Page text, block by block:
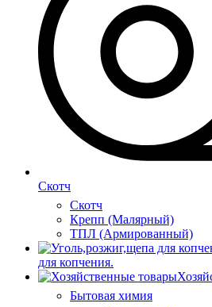
Скотч
Скотч
Крепп (Малярный)
ТПЛ (Армированный)
для копчения.
Бытовая химия